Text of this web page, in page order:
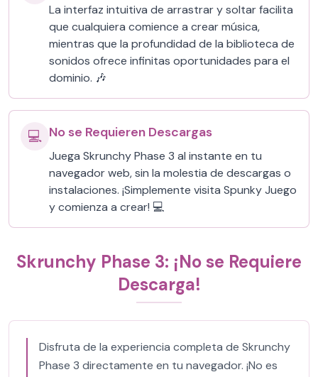
La interfaz intuitiva de arrastrar y soltar facilita
que cualquiera comience a crear música,
mientras que la profundidad de la biblioteca de
sonidos ofrece infinitas oportunidades para el
dominio. 🎶
💻 No se Requieren Descargas
Juega Skrunchy Phase 3 al instante en tu
navegador web, sin la molestia de descargas o
instalaciones. ¡Simplemente visita Spunky Juego
y comienza a crear! 💻
Skrunchy Phase 3: ¡No se Requiere
Descarga!
Disfruta de la experiencia completa de Skrunchy
Phase 3 directamente en tu navegador. ¡No es